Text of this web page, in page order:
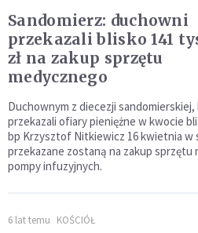
Sandomierz: duchowni
przekazali blisko 141
zł na zakup sprzętu
medycznego
Duchownym z diecezji
przekazali ofiary pieniężne w kwocie
bp Krzysztof Nitkiewicz 16 kwietnia w
przekazane zostaną na zakup sprzętu
pompy infuzyjnych.
6 lat temu KOŚCIÓŁ